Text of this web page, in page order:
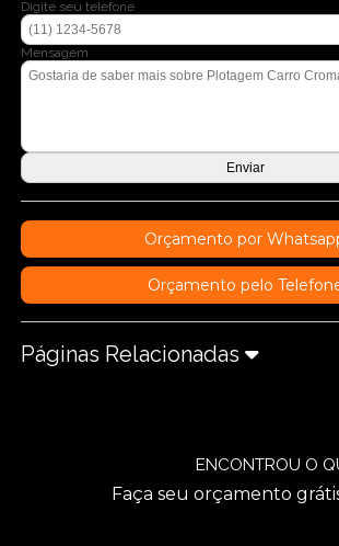
Digite seu telefone
Mensagem
Orçamento por
Orçamento pelo
Páginas Relacionadas
ENCONTROU O
Faça seu orçamento